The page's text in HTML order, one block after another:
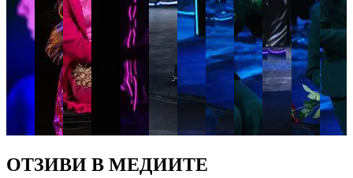
ОТЗИВИ В МЕДИИТЕ